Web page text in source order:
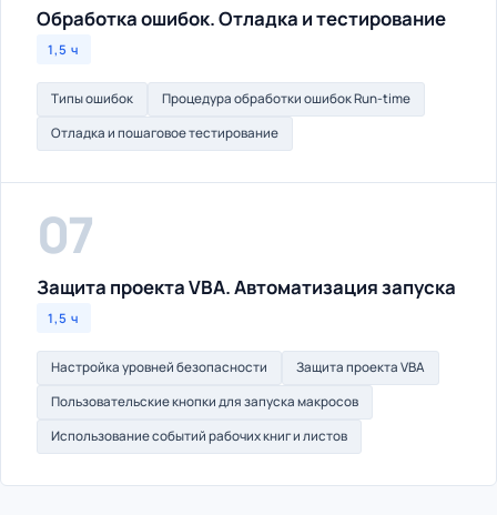
Обработка ошибок. Отладка и тестирование
1,5 ч
Типы ошибок
Процедура обработки ошибок Run-time
Отладка и пошаговое тестирование
07
Защита проекта VBA. Автоматизация запуска
1,5 ч
Настройка уровней безопасности
Защита проекта VBA
Пользовательские кнопки для запуска макросов
Использование событий рабочих книг и листов